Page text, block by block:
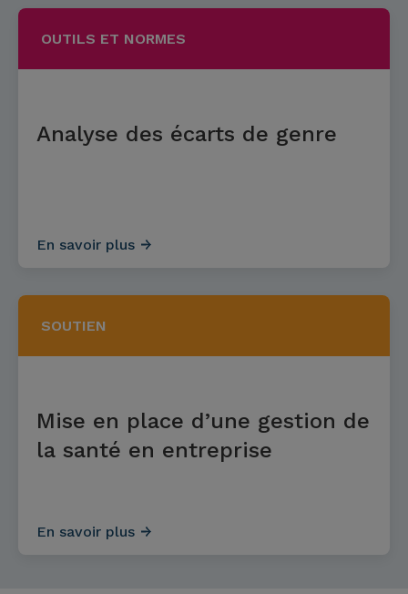
OUTILS ET NORMES
Analyse des écarts de genre
En savoir plus
SOUTIEN
Mise en place d’une gestion de
la santé en entreprise
En savoir plus